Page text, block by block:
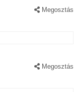
Megosztás
Megosztás